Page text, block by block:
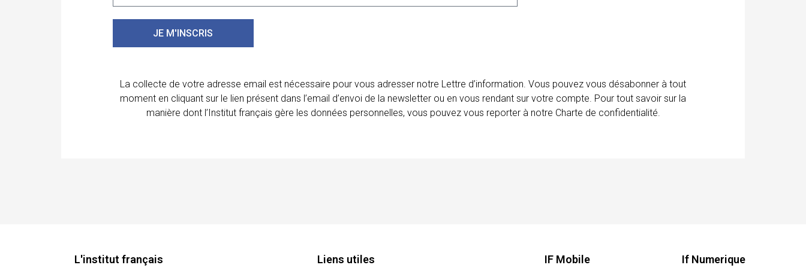
JE M'INSCRIS
La collecte de votre adresse email est nécessaire pour vous adresser notre Lettre d’information. Vous pouvez vous désabonner à tout
moment en cliquant sur le lien présent dans l’email d’envoi de la newsletter ou en vous rendant sur votre compte. Pour tout savoir sur la
manière dont l’Institut français gère les données personnelles, vous pouvez vous reporter à notre Charte de confidentialité.
L'institut français Liens utiles IF Mobile If Numerique